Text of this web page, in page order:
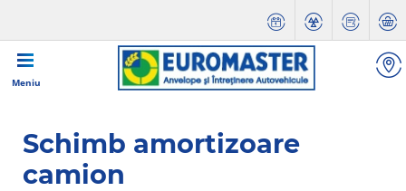
Meniu
Schimb amortizoare
camion